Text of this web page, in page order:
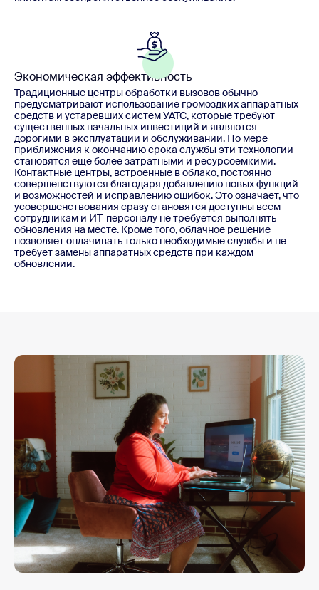
Экономическая эффективность
Традиционные центры обработки вызовов обычно
предусматривают использование громоздких аппаратных
средств и устаревших систем УАТС, которые требуют
существенных начальных инвестиций и являются
дорогими в эксплуатации и обслуживании. По мере
приближения к окончанию срока службы эти технологии
становятся еще более затратными и ресурсоемкими.
Контактные центры, встроенные в облако, постоянно
совершенствуются благодаря добавлению новых функций
и возможностей и исправлению ошибок. Это означает, что
усовершенствования сразу становятся доступны всем
сотрудникам и ИТ-персоналу не требуется выполнять
обновления на месте. Кроме того, облачное решение
позволяет оплачивать только необходимые службы и не
требует замены аппаратных средств при каждом
обновлении.